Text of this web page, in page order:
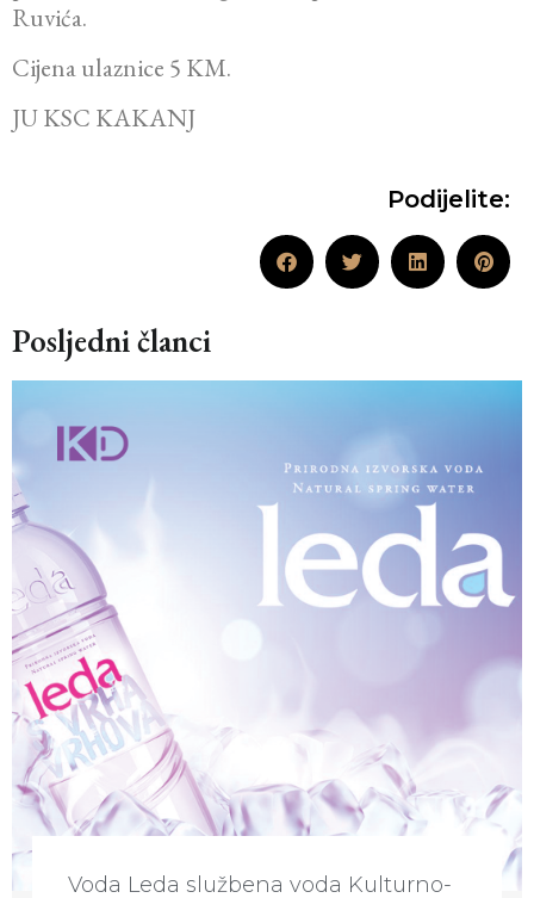
Ruvića.
Cijena ulaznice 5 KM.
JU KSC KAKANJ
Podijelite:
Posljedni članci
Voda Leda službena voda Kulturno-